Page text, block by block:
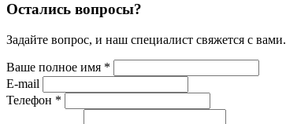
Остались вопросы?
Задайте вопрос, и наш специалист свяжется с вами.
Ваше полное имя *
E-mail
Телефон *